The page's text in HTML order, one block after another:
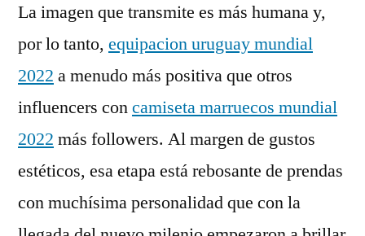
La imagen que transmite es más humana y,
por lo tanto, equipacion uruguay mundial
2022 a menudo más positiva que otros
influencers concamiseta marruecos mundial
2022 más followers. Al margen de gustos
estéticos, esa etapa está rebosante de prendas
con muchísima personalidad que con la